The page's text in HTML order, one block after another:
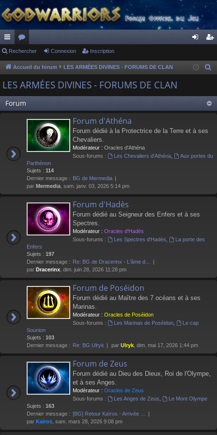
ac
co
ur
ci
s
or
u
m
s
ne
on
cri
on
Rechercher Connexion Inscription
Accueil du forum LES ARMÉES DIVINES - FORUMS DE CLAN
e
LES ARMÉES DIVINES - FORUMS DE CLAN
Forum
Forum d'Athéna
Forum dédié à la Protectrice de la Terre et à ses
Chevaliers.
Modérateur : Oracles d'Athéna
Sous-forums :
Les Chevaliers d'Athéna,
Aux portes du
Parthénon
Sujets : 114
Dernier message :
BG de Mermedia
par Mermedia , sam. janv. 03, 2026 5:14 pm
Forum d'Hadès
Forum dédié au Seigneur des Enfers et à ses
Spectres.
Modérateur : Oracles d'Hadès
Sous-forums :
Les Spectres d'Hadès
La porte des
Enfers
Sujets : 197
Dernier message :
Re: BG de Dracerinx - L'âme d…
par Dracerinx , dim. juin 28, 2026 11:28 pm
Forum de Poséidon
Forum dédié au Maître des 7 océans et à ses
Marinas.
Modérateur : Oracles de Poséidon
Sous-forums :
Les Marinas de Poséidon,
Le cap
Sounion
Sujets : 103
Dernier message :
Re: BG Ulryk par Ulryk , dim. mai 17, 2026 1:44 pm
Forum de Zeus
Forum dédié au Dieu des Dieux, Roi de l'Olympe,
et à ses Anges.
Modérateur : Oracles de Zeus
Sous-forums :
Les Anges de Zeus
Le Mont Olympe
Sujets : 163
Dernier message : [BG] Retour Kaïros - Arrivée …
par Kaïros , sam. mars 28, 2026 9:08 pm